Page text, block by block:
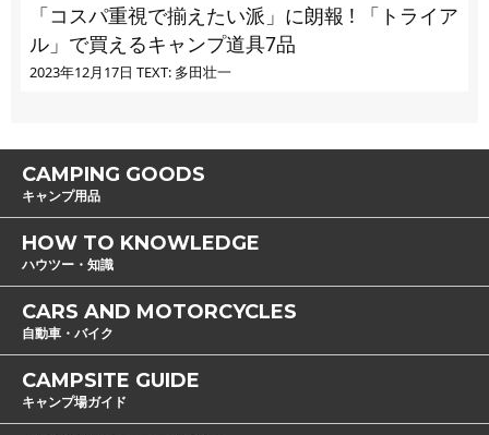
「コスパ重視で揃えたい派」に朗報 ! 「トライア
ル」で買えるキャンプ道具7品
2023年12月17日 TEXT: 多田壮一
CAMPING GOODS
キャンプ用品
HOW TO KNOWLEDGE
ハウツー・知識
CARS AND MOTORCYCLES
自動車・バイク
CAMPSITE GUIDE
キャンプ場ガイド